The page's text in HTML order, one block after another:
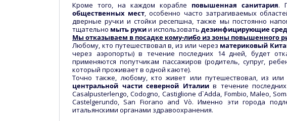
Кроме того, на каждом корабле повышенная санитария.
общественных мест, особенно часто затрагиваемых
дверные ручки и стойки ресепшна, также мы постоянно
тщательно мыть рукии использовать дезинфицирующие
Мы отказываем в посадке кому-либо из зоны повышенного
Любому, кто путешествовал в, из или через материковый
через аэропорты) в течение последних 14 дней, будет
применяются попутчикам пассажиров (родитель, супруг,
который проживает в одной каюте).
Точно также, любому, кто живет или путешествовал, из
центральной части северной Италиив течение
Casalpusterlengo, Codogno, Castiglione d`Adda, Fombio, Maleo,
Castelgerundo, San Fiorano and Vò. Именно эти города
итальянскими органами здравоохранения.